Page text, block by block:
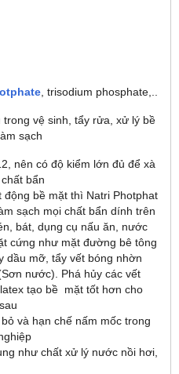
, trisodium phosphate,..
vệ sinh, tẩy rửa, xử lý bề
sạch
nên có độ kiểm lớn đủ để xà
bẩn
bề mặt thì Natri Photphat
sạch mọi chất bẩn dính trên
bát, dụng cụ nấu ăn, nước
cứng như mặt đường bê tông
dầu mỡ, tẩy vết bóng nhờn
nước). Phá hủy các vết
tạo bề mặt tốt hơn cho
và hạn chế nấm mốc trong
như chất xử lý nước nồi hơi,